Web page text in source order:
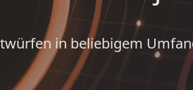
in beliebigem